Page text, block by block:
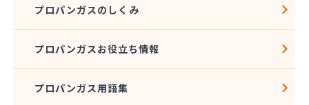
プロパンガスのしくみ
プロパンガスお役立ち情報
プロパンガス用語集